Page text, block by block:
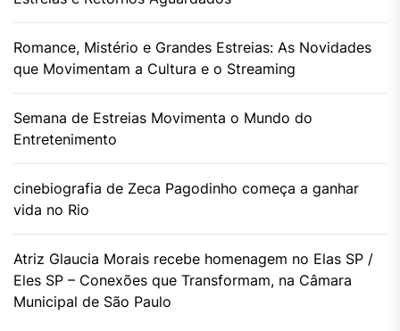
Romance, Mistério e Grandes Estreias: As Novidades
que Movimentam a Cultura e o Streaming
Semana de Estreias Movimenta o Mundo do
Entretenimento
cinebiografia de Zeca Pagodinho começa a ganhar
vida no Rio
Atriz Glaucia Morais recebe homenagem no Elas SP /
Eles SP – Conexões que Transformam, na Câmara
Municipal de São Paulo